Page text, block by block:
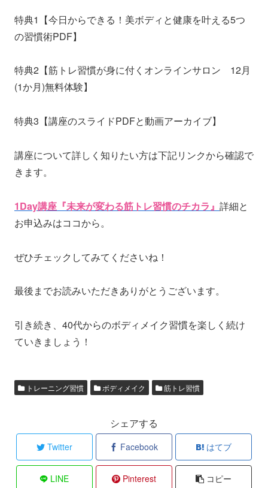
特典1【今日からできる！美ボディと健康を叶える5つ
の習慣術PDF】
特典2【筋トレ習慣が身に付くオンラインサロン 12月
(1か月)無料体験】
特典3【講座のスライドPDFと動画アーカイブ】
講座について詳しく知りたい方は下記リンクから確認で
きます。
1Day講座『未来が変わる筋トレ習慣のチカラ』 詳細と
お申込みはココから。
ぜひチェックしてみてくださいね！
最後までお読みいただきありがとうございます。
引き続き、40代からのボディメイク習慣を楽しく続け
ていきましょう！
トレーニング習慣 ボディメイク 筋トレ習慣
シェアする
Twitter Facebook はてブ
LINE Pinterest コピー